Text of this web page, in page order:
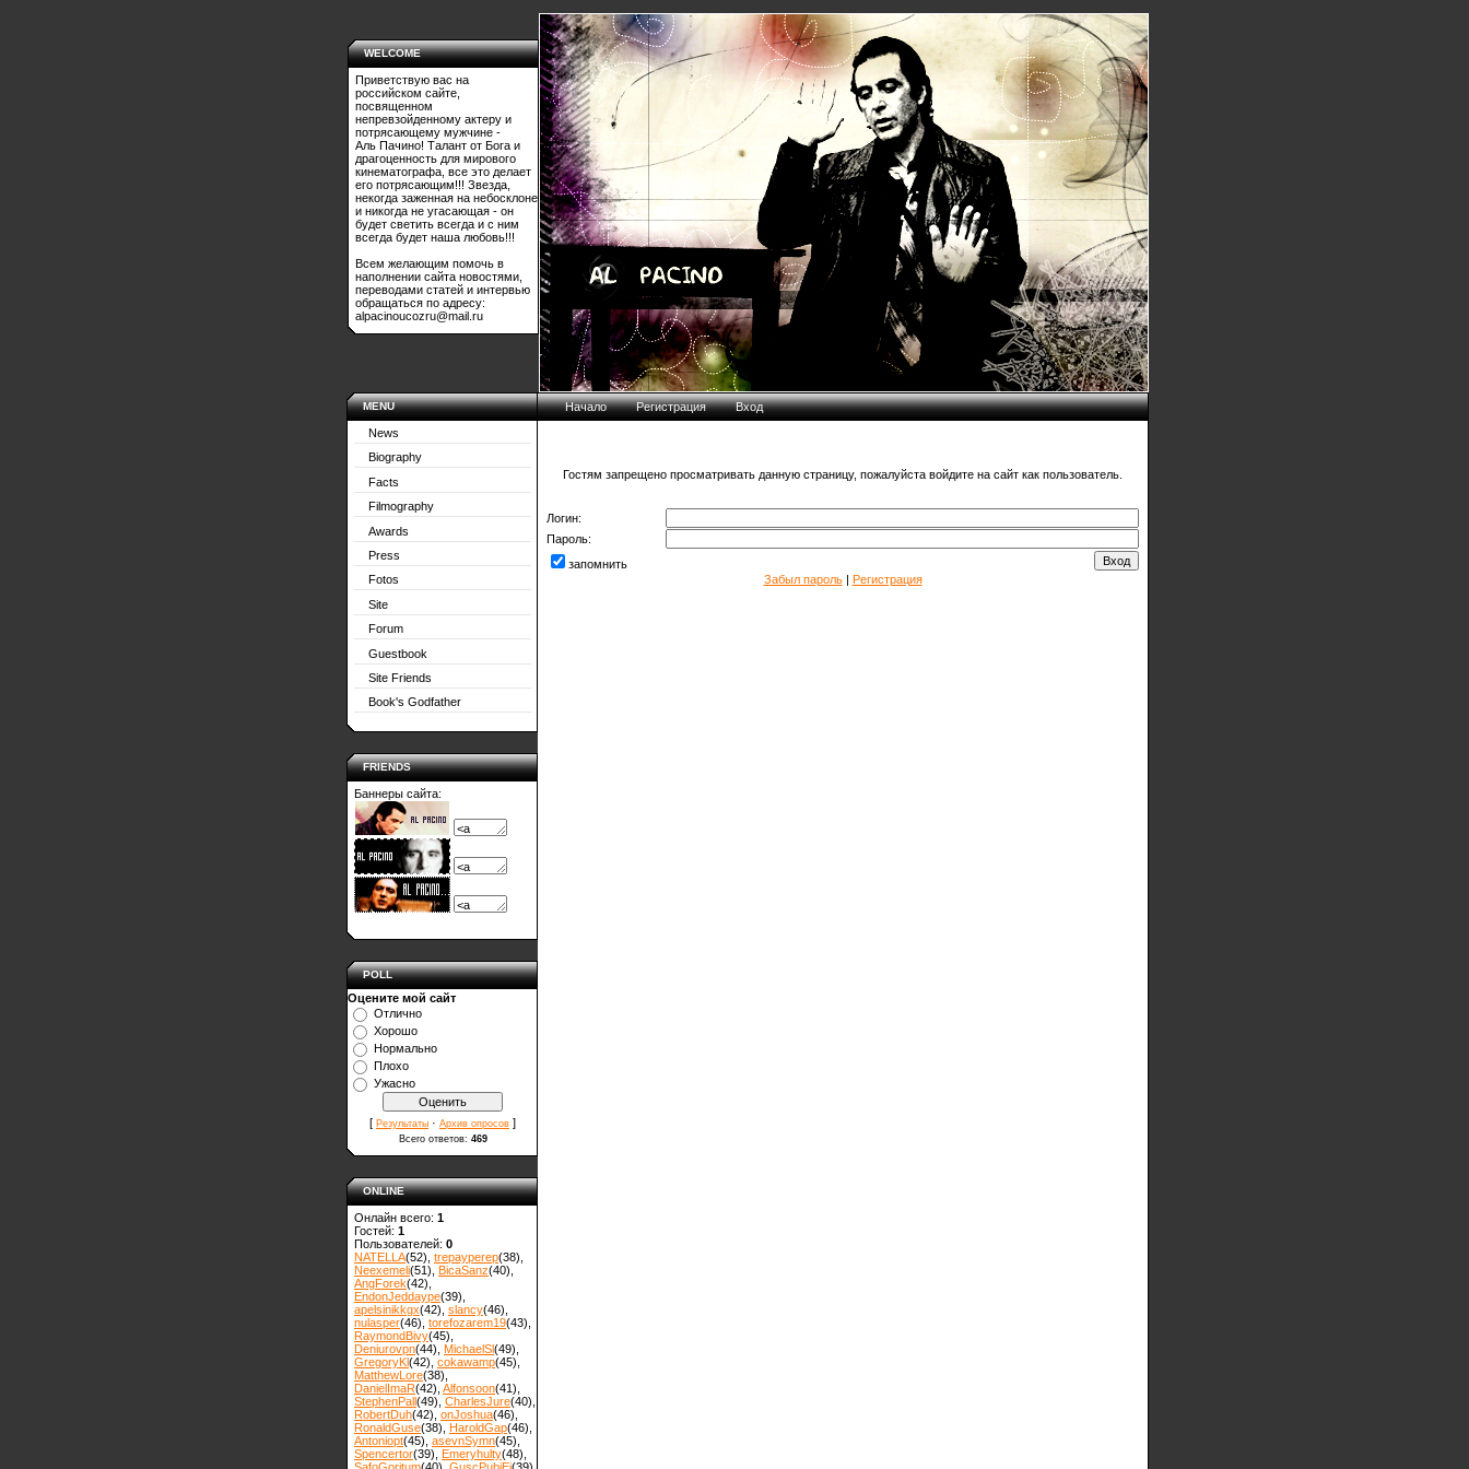
WELCOME
Приветствую вас на
российском сайте,
посвященном
непревзойденному актеру и
потрясающему мужчине -
Аль Пачино! Талант от Бога и
драгоценность для мирового
кинематографа, все это делает
его потрясающим!!! Звезда,
некогда заженная на небосклоне
и никогда не угасающая - он
будет светить всегда и с ним
всегда будет наша любовь!!!
Всем желающим помочь в
наполнении сайта новостями,
переводами статей и интервью
обращаться по адресу:
alpacinoucozru@mail.ru
MENU
News
Biography
Facts
Filmography
Awards
Press
Fotos
Site
Forum
Guestbook
Site Friends
Book's Godfather
FRIENDS
Баннеры сайта:
POLL
Оцените мой сайт
Отлично
Хорошо
Нормально
Плохо
Ужасно
[ Результаты · Архив опросов ]
Всего ответов: 469
ONLINE
Онлайн всего: 1
Гостей: 1
Пользователей: 0
NATELLA(52) trepayperep(38)
Neexemeli(51) BicaSanz(40)
AngForek(42)
EndonJeddaype(39)
apelsinikkgx(42) slancy(46)
nulasper(46) torefozarem19(43)
RaymondBivy(45)
Deniurovpn(44) MichaelSl(49)
GregoryKl(42) cokawamp(45)
MatthewLore(38)
DanielImaR(42) Alfonsoon(41)
StephenPall(49) CharlesJure(40)
RobertDuh(42) onJoshua(46)
RonaldGuse(38) HaroldGap(46)
Antoniopt(45) asevnSymn(45)
Spencertor(39) Emeryhulty(48)
Начало Регистрация Вход
Гостям запрещено просматривать данную страницу, пожалуйста войдите на сайт как пользователь.
Логин:
Пароль:
запомнить
Забыл пароль| Регистрация